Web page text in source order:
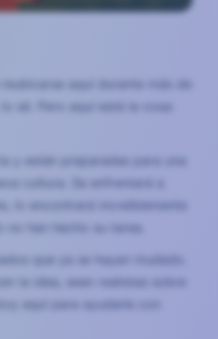
y están preparadas para una
cultura. Se enfrentará a
lo encontrará increíblemente
han hecho su tarea.
aquí para ayudarle con